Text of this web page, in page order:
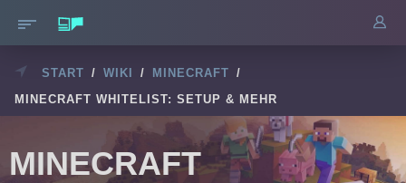
START / WIKI / MINECRAFT /
MINECRAFT WHITELIST: SETUP & MEHR
MINECRAFT